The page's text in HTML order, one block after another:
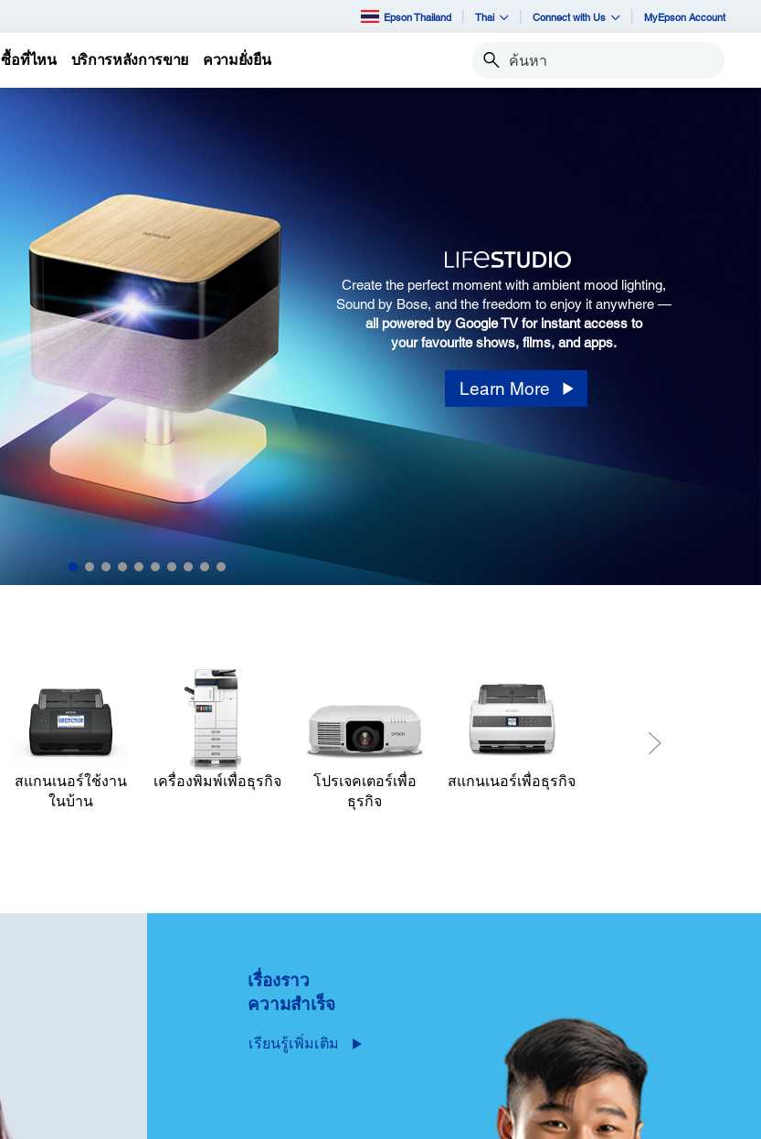
Epson Thailand Thai Connect with Us MyEpson Account
ซื้อที่ไหน บริการหลังการขาย ความยั่งยืน ค้นหา
Learn More
สแกนเนอร์ใช้งาน
ในบ้าน
เครื่องพิมพ์เพื่อธุรกิจ
โปรเจคเตอร์เพื่อ
ธุรกิจ
สแกนเนอร์เพื่อธุรกิจ
เรื่องราว
ความสำเร็จ
เรียนรู้เพิ่มเติม